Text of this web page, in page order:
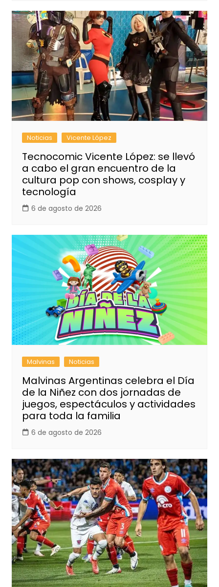
Noticias Vicente López
Tecnocomic Vicente López: se llevó
a cabo el gran encuentro de la
cultura pop con shows, cosplay y
tecnología
6 de agosto de 2026
Malvinas Noticias
Malvinas Argentinas celebra el Día
de la Niñez con dos jornadas de
juegos, espectáculos y actividades
para toda la familia
6 de agosto de 2026